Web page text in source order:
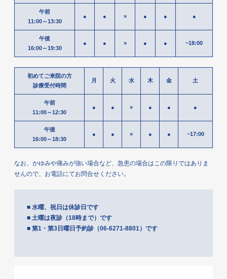
午前
11:00～13:30
● ● × ● ● ●
午後
16:00～19:30
● ● × ● ● ~18:00
初めてご来院の方
診療受付時間
月 火 水 木 金 土
午前
11:00～12:30
● ● × ● ● ●
午後
16:00～18:30
● ● × ● ● ~17:00
なお、かゆみや痛みが強い場合など、急患の場合はこの限りではありま
せんので、 お電話にてお問合せください。
■ 水曜、祝日は休診日です
■ 土曜は夜診（18時まで）です
■ 第1・第3日曜日予約診（06-6271-8801）です